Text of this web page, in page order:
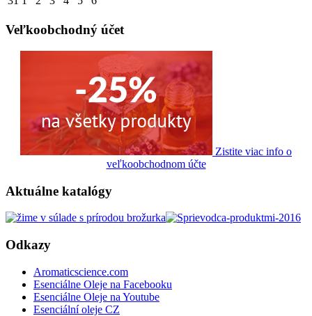
Veľkoobchodný účet
Zistite viac info o
veľkoobchodnom účte
Aktuálne katalógy
Odkazy
Aromaticscience.com
Esenciálne Oleje na Facebooku
Esenciálne Oleje na Youtube
Esenciální oleje CZ